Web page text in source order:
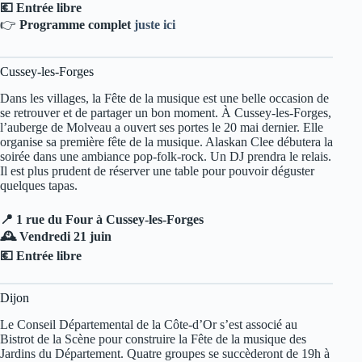
💶 Entrée libre
👉 Programme complet juste ici
Cussey-les-Forges
Dans les villages, la Fête de la musique est une belle occasion de
se retrouver et de partager un bon moment. À Cussey-les-Forges,
l’auberge de Molveau a ouvert ses portes le 20 mai dernier. Elle
organise sa première fête de la musique. Alaskan Clee débutera la
soirée dans une ambiance pop-folk-rock. Un DJ prendra le relais.
Il est plus prudent de réserver une table pour pouvoir déguster
quelques tapas.
📍 1 rue du Four à Cussey-les-Forges
🕰️ Vendredi 21 juin
💶 Entrée libre
Dijon
Le Conseil Départemental de la Côte-d’Or s’est associé au
Bistrot de la Scène pour construire la Fête de la musique des
Jardins du Département. Quatre groupes se succèderont de 19h à